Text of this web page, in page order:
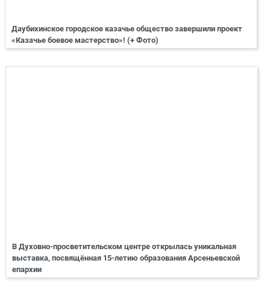
Даубихинское городское казачье общество завершили проект
«Казачье боевое мастерство»! (+ Фото)
В Духовно-просветительском центре открылась уникальная
выставка, посвящённая 15-летию образования Арсеньевской
епархии